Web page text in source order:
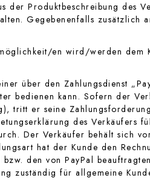
der Produktbeschreibung des
Gegebenenfalls
en wird/werden dem
über den Zahlungsdienst
bedienen kann. Sofern der
tritt er seine
des Verkäufers
Der Verkäufer behält sich
hat der Kunde den
bzw. den von PayPal
zuständig für allgemeine